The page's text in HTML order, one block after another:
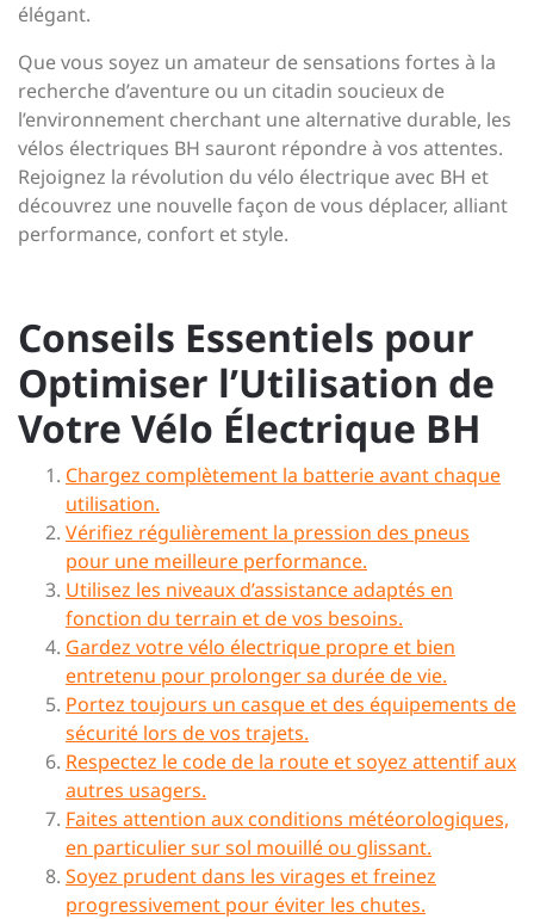
élégant.
Que vous soyez un amateur de sensations fortes à la
recherche d’aventure ou un citadin soucieux de
l’environnement cherchant une alternative durable, les
vélos électriques BH sauront répondre à vos attentes.
Rejoignez la révolution du vélo électrique avec BH et
découvrez une nouvelle façon de vous déplacer, alliant
performance, confort et style.
Conseils Essentiels pour
Optimiser l’Utilisation de
Votre Vélo Électrique BH
Chargez complètement la batterie avant chaque
utilisation.
Vérifiez régulièrement la pression des pneus
pour une meilleure performance.
Utilisez les niveaux d’assistance adaptés en
fonction du terrain et de vos besoins.
Gardez votre vélo électrique propre et bien
entretenu pour prolonger sa durée de vie.
Portez toujours un casque et des équipements de
sécurité lors de vos trajets.
Respectez le code de la route et soyez attentif aux
autres usagers.
Faites attention aux conditions météorologiques,
en particulier sur sol mouillé ou glissant.
Soyez prudent dans les virages et freinez
progressivement pour éviter les chutes.